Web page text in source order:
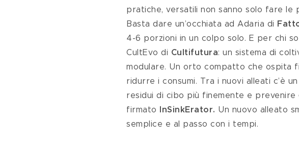
pratiche, versatili non sanno solo fare le
Basta dare un’occhiata ad Adaria di
4-6 porzioni in un colpo solo. E per chi
CultEvo di Cultifutura: un sistema di
modulare. Un orto compatto che ospita
ridurre i consumi. Tra i nuovi alleati
residui di cibo più finemente e prevenire
firmato
InSinkErator. Un nuovo alleato
semplice e al passo con i tempi.